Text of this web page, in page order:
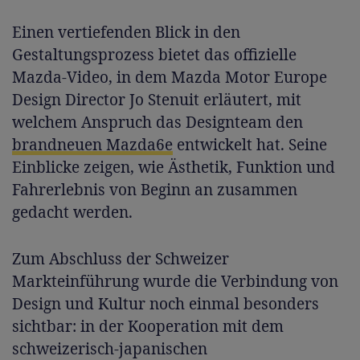
Einen vertiefenden Blick in den
Gestaltungsprozess bietet das offizielle
Mazda-Video, in dem Mazda Motor Europe
Design Director Jo Stenuit erläutert, mit
welchem Anspruch das Designteam den
brandneuen Mazda6e entwickelt hat. Seine
Einblicke zeigen, wie Ästhetik, Funktion und
Fahrerlebnis von Beginn an zusammen
gedacht werden.
Zum Abschluss der Schweizer
Markteinführung wurde die Verbindung von
Design und Kultur noch einmal besonders
sichtbar: in der Kooperation mit dem
schweizerisch-japanischen